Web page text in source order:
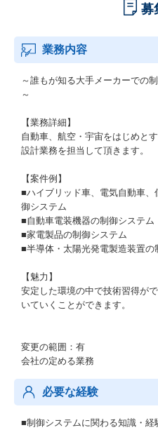
募
業務内容
～誰もが知る大手メーカーでの
～
【業務詳細】
自動車、航空・宇宙をはじめと
設計業務を担当して頂きます。
【案件例】
■ハイブリッド車、電気自動車、
御システム
■自動車電装機器の制御システム
■家電製品の制御システム
■半導体・太陽光発電製造装置
【魅力】
安定した環境の中で技術習得が
いていくことができます。
変更の範囲：有
会社の定める業務
必要な経験
■制御システムに関わる知識・経